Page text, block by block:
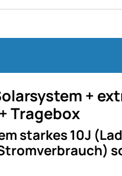
+
Tragebox
starkes 10J